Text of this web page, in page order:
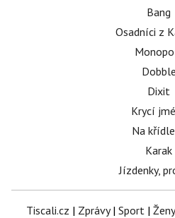
Bang
Osadníci z
Dobble
Dixit
Krycí
Na
Karak
Jízdenky,
Tiscali.cz | Zprávy| Sport | Ženy